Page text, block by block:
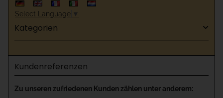
Select Language ▼
Kategorien
Kundenreferenzen
Zu unseren zufriedenen Kunden zählen unter anderem: